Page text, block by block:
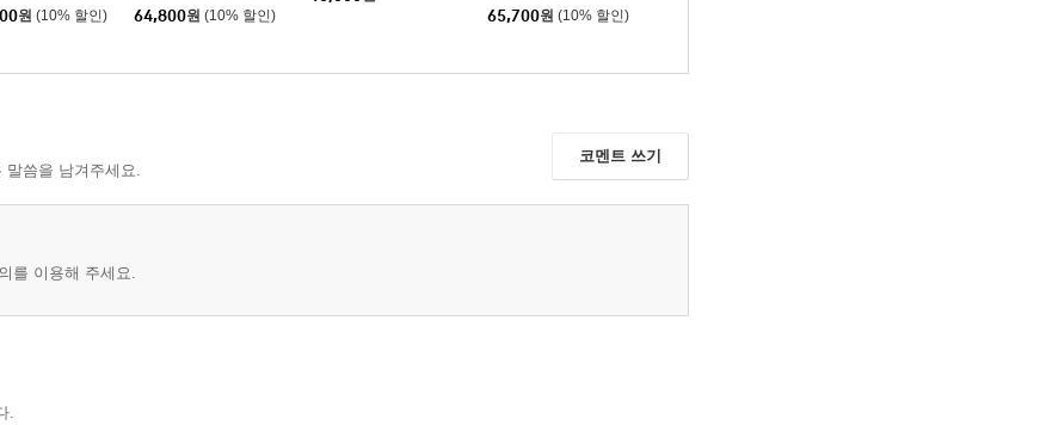
구약 외경·위경
원 (10% 할인)
경
64,800원 (10% 할인) 65,700원 (10% 할인)
말씀을 남겨주세요.
코멘트 쓰기
를 이용해 주세요.
.